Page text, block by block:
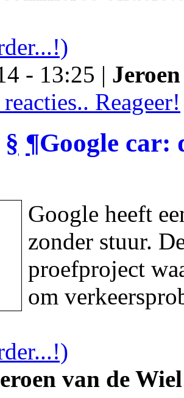
- 13:25 |
Reageer!
§ ¶Google car:
Google heeft
zonder stuur.
proefproject
om
van de Wiel